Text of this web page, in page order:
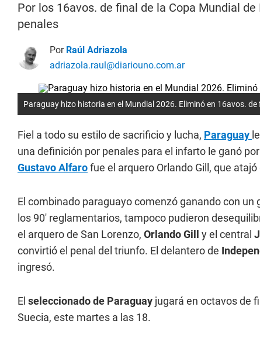
Por los 16avos. de final de la Copa Mundial
penales
Por Raúl Adriazola
adriazola.raul@diariouno.com.ar
Paraguay hizo historia en el Mundial 2026. Eliminó en 16avos.
Fiel a todo su estilo de sacrificio y lucha, Paraguay
una definición por penales para el infarto le ganó
Gustavo Alfarofue el arquero Orlando Gill, que
El combinado paraguayo comenzó ganando con un
los 90' reglamentarios, tampoco pudieron
el arquero de San Lorenzo, Orlando Gill y el central
convirtió el penal del triunfo. El delantero de
ingresó.
El seleccionado de Paraguay jugará en octavos de
Suecia, este martes a las 18.